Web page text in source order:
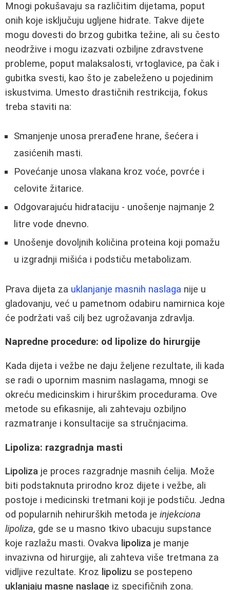
Mnogi pokušavaju sa različitim dijetama, poput
onih koje isključuju ugljene hidrate. Takve dijete
mogu dovesti do brzog gubitka težine, ali su često
neodržive i mogu izazvati ozbiljne zdravstvene
probleme, poput malaksalosti, vrtoglavice, pa čak i
gubitka svesti, kao što je zabeleženo u pojedinim
iskustvima. Umesto drastičnih restrikcija, fokus
treba staviti na:
Smanjenje unosa prerađene hrane, šećera i
zasićenih masti.
Povećanje unosa vlakana kroz voće, povrće i
celovite žitarice.
Odgovarajuću hidrataciju - unošenje najmanje 2
litre vode dnevno.
Unošenje dovoljnih količina proteina koji pomažu
u izgradnji mišića i podstiču metabolizam.
Prava dijeta za uklanjanje masnih naslaga nije u
gladovanju, već u pametnom odabiru namirnica koje
će podržati vaš cilj bez ugrožavanja zdravlja.
Napredne procedure: od lipolize do hirurgije
Kada dijeta i vežbe ne daju željene rezultate, ili kada
se radi o upornim masnim naslagama, mnogi se
okreću medicinskim i hirurškim procedurama. Ove
metode su efikasnije, ali zahtevaju ozbiljno
razmatranje i konsultacije sa stručnjacima.
Lipoliza: razgradnja masti
Lipoliza je proces razgradnje masnih ćelija. Može
biti podstaknuta prirodno kroz dijete i vežbe, ali
postoje i medicinski tretmani koji je podstiču. Jedna
od popularnih nehirurških metoda je injekciona
lipoliza, gde se u masno tkivo ubacuju supstance
koje razlažu masti. Ovakva lipoliza je manje
invazivna od hirurgije, ali zahteva više tretmana za
vidljive rezultate. Kroz lipolizu se postepeno
uklanjaju masne naslage iz specifičnih zona.